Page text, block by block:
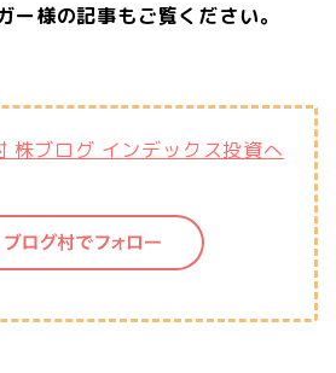
ー様の記事もご覧ください。